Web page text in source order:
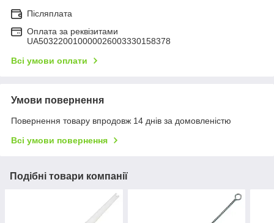
Післяплата
Оплата за реквізитами
UA503220010000026003330158378
Всі умови оплати
Умови повернення
Повернення товару впродовж 14 днів за домовленістю
Всі умови повернення
Подібні товари компанії